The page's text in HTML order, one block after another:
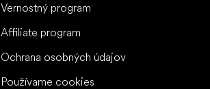
Vernostný program
Affiliate program
Ochrana osobných údajov
Používame cookies